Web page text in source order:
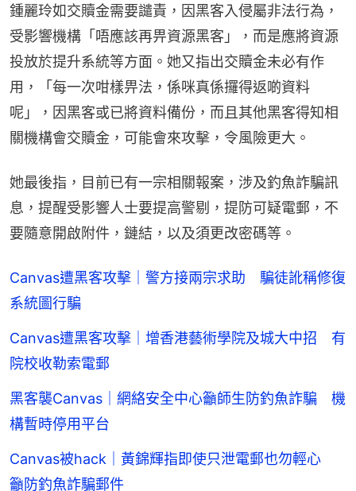
鍾麗玲如交贖金需要譴責，因黑客入侵屬非法行為，
受影響機構「唔應該再畀資源黑客」，而是應將資源
投放於提升系統等方面。她又指出交贖金未必有作
用，「每一次咁樣畀法，係咪真係攞得返啲資料
呢」，因黑客或已將資料備份，而且其他黑客得知相
關機構會交贖金，可能會來攻擊，令風險更大。
她最後指，目前已有一宗相關報案，涉及釣魚詐騙訊
息，提醒受影響人士要提高警剔，提防可疑電郵，不
要隨意開啟附件，鏈結，以及須更改密碼等。
Canvas遭黑客攻擊｜警方接兩宗求助 騙徒訛稱修復
系統圖行騙
Canvas遭黑客攻擊｜增香港藝術學院及城大中招 有
院校收勒索電郵
黑客襲Canvas｜網絡安全中心籲師生防釣魚詐騙 機
構暫時停用平台
Canvas被hack｜黃錦輝指即使只泄電郵也勿輕心
籲防釣魚詐騙郵件